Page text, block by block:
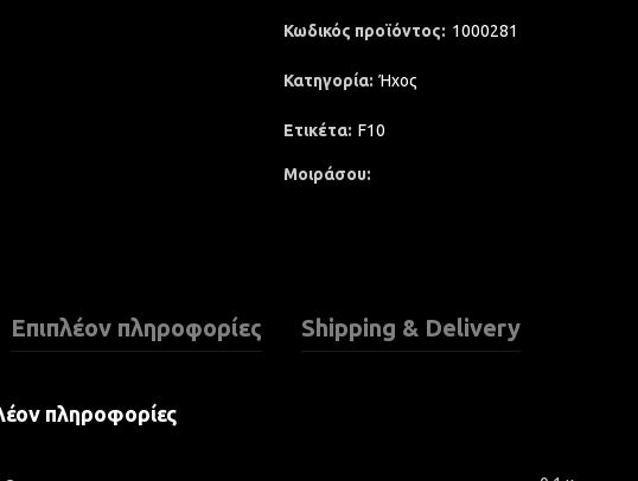
Κωδικός προϊόντος: 1000281
Κατηγορία: Ήχος
Ετικέτα: F10
Μοιράσου
Επιπλέον πληροφορίες Shipping & Delivery
πληροφορίες